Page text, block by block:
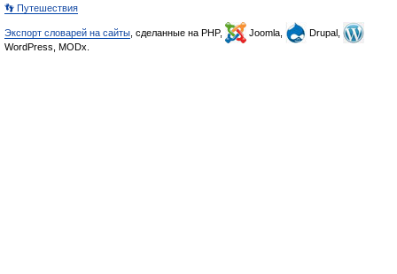
👣 Путешествия
Экспорт словарей на сайты , сделанные на PHP, Joomla,
Drupal,
WordPress, MODx.